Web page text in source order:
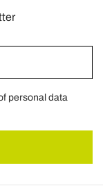
personal data